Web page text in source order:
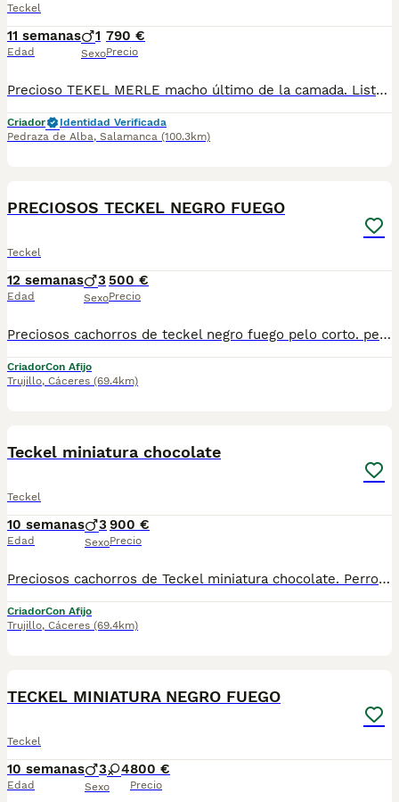
Teckel
11 semanas
Edad
1
Sexo
790 €
Precio
Precioso TEKEL MERLE macho último de la camada. Listo para entregar a su nueva familia. Con toda la documentación del animal y revisado por veterinarios. Interesados contactar con el 655 268 766
Criador
Identidad Verificada
Pedraza de Alba, Salamanca (100.3km)
PRECIOSOS TECKEL NEGRO FUEGO
Teckel
12 semanas
Edad
3
Sexo
500 €
Precio
Preciosos cachorros de teckel negro fuego pelo corto. perros con magnífica morfología temperamento equilibrados y buen carácter. Ideales para disfrutar de su encanto juguetón como un miembro más de la familia. Los cachorros se entregan con pauta de vacunación desparasitados tatuados y contrato de garantía. Posibiilidad de enviar por trasportes de mascotas especiales. Toda información sin compromiso en el tlf 686518085 encantados atenderemos. Garantía y seriedad.
CriadorCon Afijo
Trujillo, Cáceres (69.4km)
Teckel miniatura chocolate
Teckel
10 semanas
Edad
3
Sexo
900 €
Precio
Preciosos cachorros de Teckel miniatura chocolate. Perros con magnífica morfología temperamento equilibrados y buen carácter. Cachorros ideales para formar parte de uno mas de la familia. Los cachorros se entregan con pauta de vacunación desparasitados tatuados y contrato de garantía. Toda información sin compromiso en el tlf 686518085 . Garantía y seriedad.
CriadorCon Afijo
Trujillo, Cáceres (69.4km)
TECKEL MINIATURA NEGRO FUEGO
Teckel
10 semanas
Edad
3 4
Sexo
800 €
Precio